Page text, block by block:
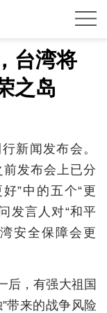
台湾将
之岛
新闻发布会。
发布会上已分
”中的五个“更
发言人对“和平
安全保障会更
后，有强大祖国
带来的战争风险